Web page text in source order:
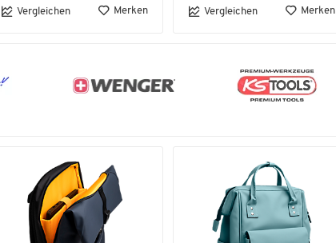
Vergleichen Merken Vergleichen Merken